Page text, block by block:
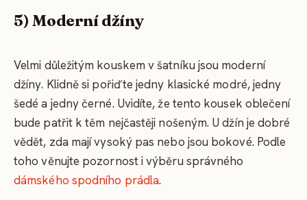
5) Moderní džíny
Velmi důležitým kouskem v šatníku jsou moderní
džíny. Klidně si pořiďte jedny klasické modré, jedny
šedé a jedny černé. Uvidíte, že tento kousek oblečení
bude patřit k těm nejčastěji nošeným. U džín je dobré
vědět, zda mají vysoký pas nebo jsou bokové. Podle
toho věnujte pozornost i výběru správného
dámského spodního prádla.